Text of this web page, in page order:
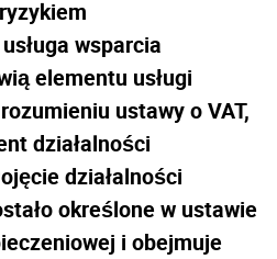
wsparcia
elementu usługi
ustawy o VAT,
działalności
działalności
określone w ustawie
i obejmuje